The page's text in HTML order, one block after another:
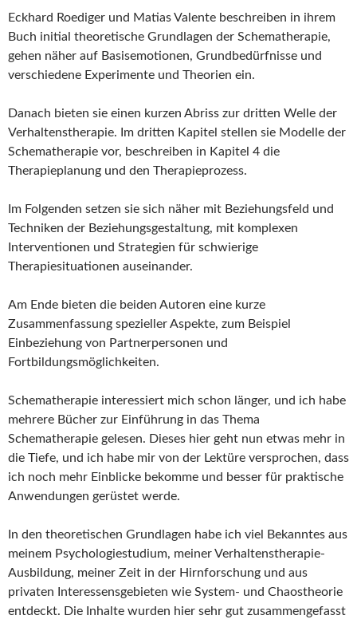
Eckhard Roediger und Matias Valente beschreiben in ihrem
Buch initial theoretische Grundlagen der Schematherapie,
gehen näher auf Basisemotionen, Grundbedürfnisse und
verschiedene Experimente und Theorien ein.
Danach bieten sie einen kurzen Abriss zur dritten Welle der
Verhaltenstherapie. Im dritten Kapitel stellen sie Modelle der
Schematherapie vor, beschreiben in Kapitel 4 die
Therapieplanung und den Therapieprozess.
Im Folgenden setzen sie sich näher mit Beziehungsfeld und
Techniken der Beziehungsgestaltung, mit komplexen
Interventionen und Strategien für schwierige
Therapiesituationen auseinander.
Am Ende bieten die beiden Autoren eine kurze
Zusammenfassung spezieller Aspekte, zum Beispiel
Einbeziehung von Partnerpersonen und
Fortbildungsmöglichkeiten.
Schematherapie interessiert mich schon länger, und ich habe
mehrere Bücher zur Einführung in das Thema
Schematherapie gelesen. Dieses hier geht nun etwas mehr in
die Tiefe, und ich habe mir von der Lektüre versprochen, dass
ich noch mehr Einblicke bekomme und besser für praktische
Anwendungen gerüstet werde.
In den theoretischen Grundlagen habe ich viel Bekanntes aus
meinem Psychologiestudium, meiner Verhaltenstherapie-
Ausbildung, meiner Zeit in der Hirnforschung und aus
privaten Interessensgebieten wie System- und Chaostheorie
entdeckt. Die Inhalte wurden hier sehr gut zusammengefasst